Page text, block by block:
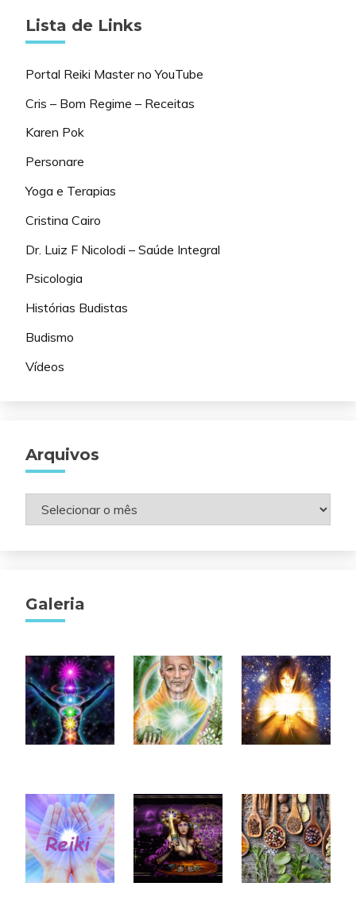
Lista de Links
Portal Reiki Master no YouTube
Cris – Bom Regime – Receitas
Karen Pok
Personare
Yoga e Terapias
Cristina Cairo
Dr. Luiz F Nicolodi – Saúde Integral
Psicologia
Histórias Budistas
Budismo
Vídeos
Arquivos
Arquivos
Galeria